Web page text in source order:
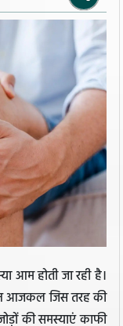
आम होती जा रही है।
आजकल जिस तरह की
की समस्याएं काफी